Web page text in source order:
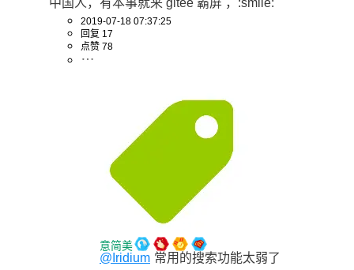
2019-07-18 07:37:25
回复 17
点赞 78
意简美
@Iridium 常用的搜索功能太弱了